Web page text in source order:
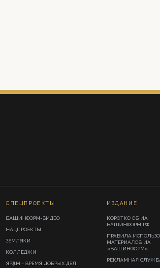
СПЕЦПРОЕКТЫ
БАШИНФОРМ-ВИДЕО
НАЦПРОЕКТЫ
ЗЕМЛЯКИ
КОЛЛЕДЖИ
ЯРҘАМ - ВРЕМЯ ДОБРЫХ ДЕЛ
ИЗДАНИЕ
КОРОТКО ОБ ИА
БАШИНФОРМ.РФ
ПРАВИЛА
МАТЕРИАЛОВ ИА
«БАШИНФОРМ»
РЕКЛАМНАЯ